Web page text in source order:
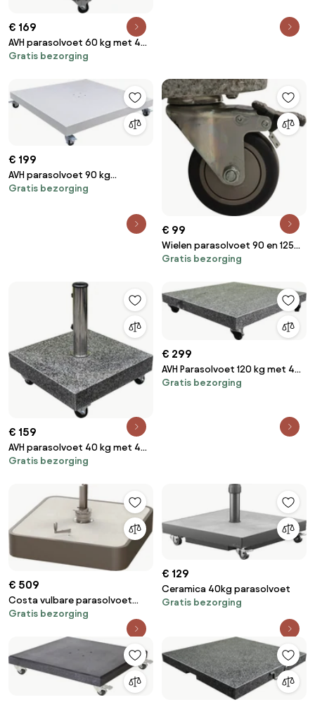
€ 169
AVH parasolvoet 60 kg met 4
wielen graniet
Gratis bezorging
€ 199
AVH parasolvoet 90 kg
Hacienda / Siesta met 4 wielen
Gratis bezorging
€ 99
Wielen parasolvoet 90 en 125
kg (set van 4) 4 Seasons
Gratis bezorging
€ 159
AVH parasolvoet 40 kg met 4
wielen graniet
Gratis bezorging
€ 299
AVH Parasolvoet 120 kg met 4
wielen graniet
Gratis bezorging
€ 509
Costa vulbare parasolvoet
ceramic plate 4 Seasons
Gratis bezorging
€ 129
Ceramica 40kg parasolvoet
Gratis bezorging